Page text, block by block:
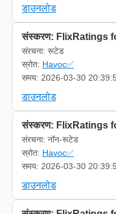
डाउनलोड
संस्करण: FlixRatings
संरचना: रूटेड
स्रोत: Havoc✅
समय: 2026-03-30
डाउनलोड
संस्करण: FlixRatings
संरचना: नॉन-रूटेड
स्रोत: Havoc✅
समय: 2026-03-30
डाउनलोड